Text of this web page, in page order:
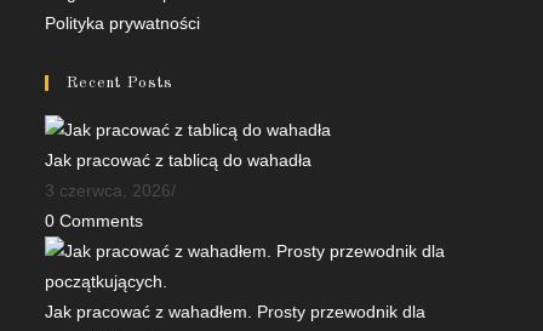
in
new
tab
in
new
tab
Polityka prywatności
Recent Posts
Jak pracować z tablicą do wahadła
3 czerwca, 2026/
0 Comments
Jak pracować z wahadłem. Prosty przewodnik dla